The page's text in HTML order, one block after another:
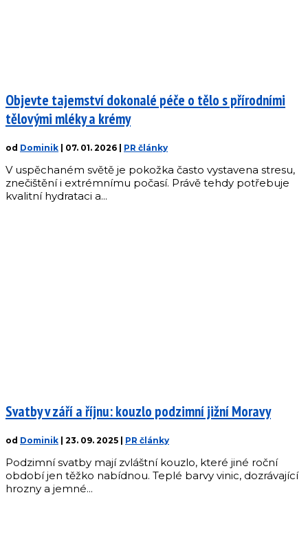
Objevte tajemství dokonalé péče o tělo s přírodními
tělovými mléky a krémy
od Dominik 07. 01. 2026 PR články
V uspěchaném světě je pokožka často vystavena stresu,
znečištění i extrémnímu počasí. Právě tehdy potřebuje
kvalitní hydrataci a...
Svatby v září a říjnu: kouzlo podzimní jižní Moravy
od Dominik 23. 09. 2025 PR články
Podzimní svatby mají zvláštní kouzlo, které jiné roční
období jen těžko nabídnou. Teplé barvy vinic, dozrávající
hrozny a jemné...